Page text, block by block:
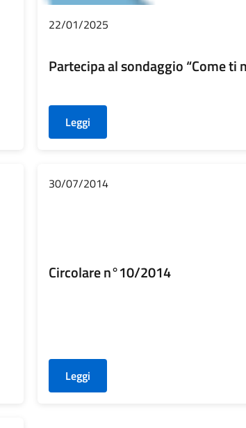
22/01/2025
Partecipa al sondaggio “Come ti
Leggi
30/07/2014
Circolare n°10/2014
Leggi